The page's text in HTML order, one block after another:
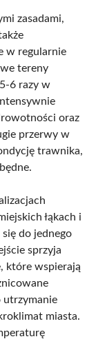
zasadami,
w regularnie
tereny
6 razy w
oraz
przerwy w
trawnika,
łąkach i
do jednego
sprzyja
które wspierają
utrzymanie
miasta.